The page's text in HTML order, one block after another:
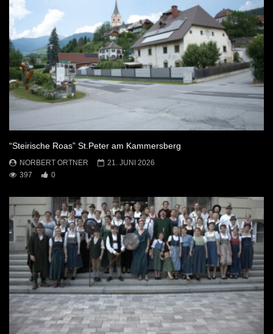
“Steirische Roas” St.Peter am Kammersberg
NORBERT ORTNER
21. JUNI 2026
397
0